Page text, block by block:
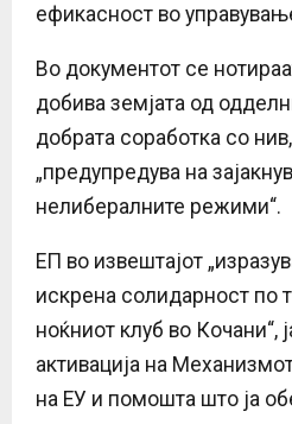
ефикасност во
Во документот се
добива земјата од
добрата соработка со
„предупредува на
нелибералните режими“.
ЕП во извештајот
искрена солидарност по
ноќниот клуб во Кочани“,
активација на
на ЕУ и помошта што ја